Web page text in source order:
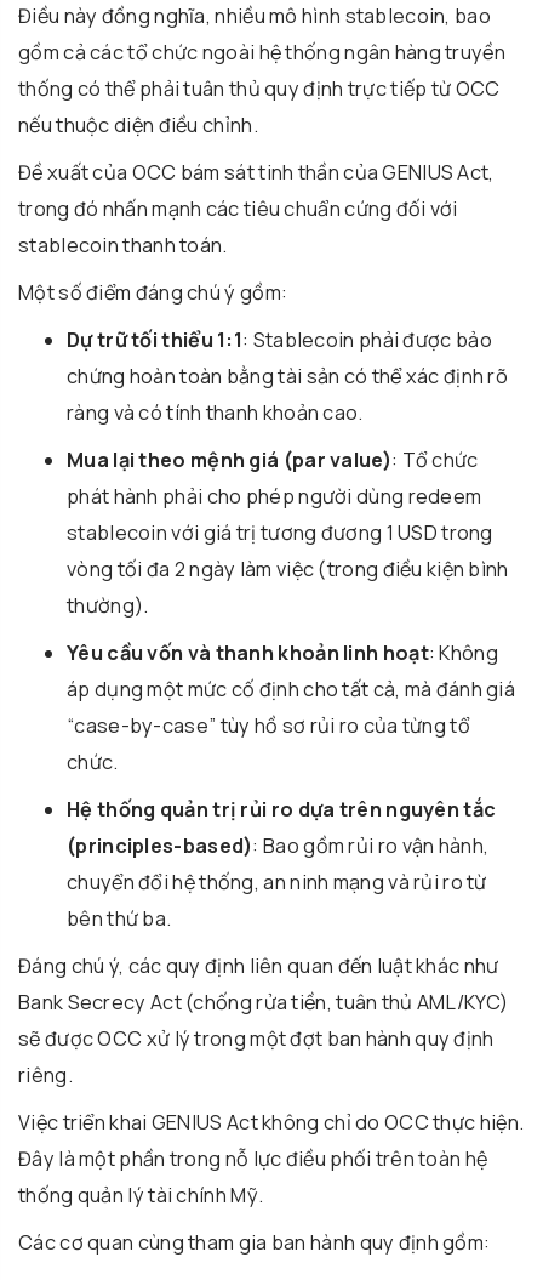
Điều này đồng nghĩa, nhiều mô hình stablecoin, bao
gồm cả các tổ chức ngoài hệ thống ngân hàng truyền
thống có thể phải tuân thủ quy định trực tiếp từ OCC
nếu thuộc diện điều chỉnh.
Đề xuất của OCC bám sát tinh thần của GENIUS Act,
trong đó nhấn mạnh các tiêu chuẩn cứng đối với
stablecoin thanh toán.
Một số điểm đáng chú ý gồm:
Dự trữ tối thiểu 1:1: Stablecoin phải được bảo
chứng hoàn toàn bằng tài sản có thể xác định rõ
ràng và có tính thanh khoản cao.
Mua lại theo mệnh giá (par value): Tổ chức
phát hành phải cho phép người dùng redeem
stablecoin với giá trị tương đương 1 USD trong
vòng tối đa 2 ngày làm việc (trong điều kiện bình
thường).
Yêu cầu vốn và thanh khoản linh hoạt: Không
áp dụng một mức cố định cho tất cả, mà đánh giá
“case-by-case” tùy hồ sơ rủi ro của từng tổ
chức.
Hệ thống quản trị rủi ro dựa trên nguyên tắc
(principles-based): Bao gồm rủi ro vận hành,
chuyển đổi hệ thống, an ninh mạng và rủi ro từ
bên thứ ba.
Đáng chú ý, các quy định liên quan đến luật khác như
Bank Secrecy Act (chống rửa tiền, tuân thủ AML/KYC)
sẽ được OCC xử lý trong một đợt ban hành quy định
riêng.
Việc triển khai GENIUS Act không chỉ do OCC thực hiện.
Đây là một phần trong nỗ lực điều phối trên toàn hệ
thống quản lý tài chính Mỹ.
Các cơ quan cùng tham gia ban hành quy định gồm: